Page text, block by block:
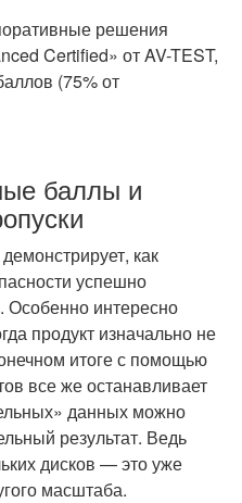
решения
Certified» от AV-TEST,
(75% от
баллы и
как
успешно
Особенно интересно
продукт изначально не
итоге с помощью
все же останавливает
данных можно
результат. Ведь
дисков — это уже
масштаба.